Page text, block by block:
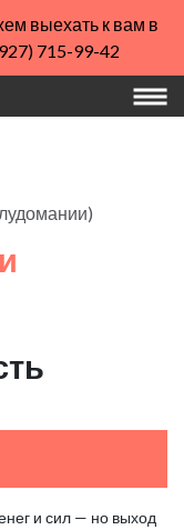
выехать к вам в
715-99-42
и сил — но выход